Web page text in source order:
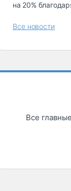
на 20%
Все новости
Все